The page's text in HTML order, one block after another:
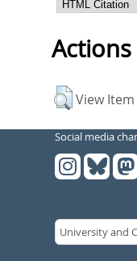
View Item
Social media